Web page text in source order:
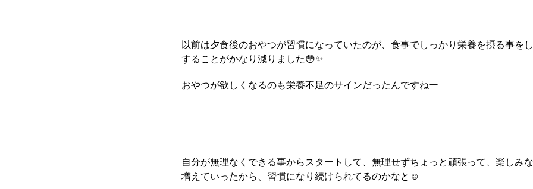
以前は夕食後のおやつが習慣になっていたのが、食事でしっかり栄養を摂る事を
することがかなり減りました😳✨
おやつが欲しくなるのも栄養不足のサインだったんですねー
自分が無理なくできる事からスタートして、無理せずちょっと頑張って、楽しみ
増えていったから、習慣になり続けられてるのかなと☺️